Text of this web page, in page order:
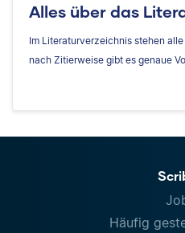
Alles über das
Im Literaturverzeichnis stehen
nach Zitierweise gibt es genaue
Häufig